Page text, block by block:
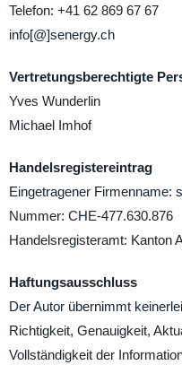
Telefon: +41 62 869 67 67
info[@]senergy.ch
Vertretungsberechtigte
Yves Wunderlin
Michael Imhof
Handelsregistereintrag
Eingetragener Firmenname:
Nummer: CHE-477.630.876
Handelsregisteramt: Kanton
Haftungsausschluss
Der Autor übernimmt
Richtigkeit, Genauigkeit,
Vollständigkeit der